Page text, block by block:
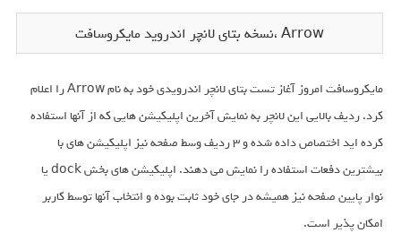
Arrow ،نسخه بتای لانچر اندروید مایکروسافت
مایکروسافت امروز آغاز تست بتای لانچر اندرویدی خود به نام Arrow را اعلام
کرد. ردیف بالایی این لانچر به نمایش آخرین اپلیکیشن هایی که از آنها استفاده
کرده اید اختصاص داده شده و ۳ ردیف وسط صفحه نیز اپلیکیشن های با
بیشترین دفعات استفاده را نمایش می دهند. اپلیکیشن های بخش dock یا
نوار پایین صفحه نیز همیشه در جای خود ثابت بوده و انتخاب آنها توسط کاربر
امکان پذیر است.